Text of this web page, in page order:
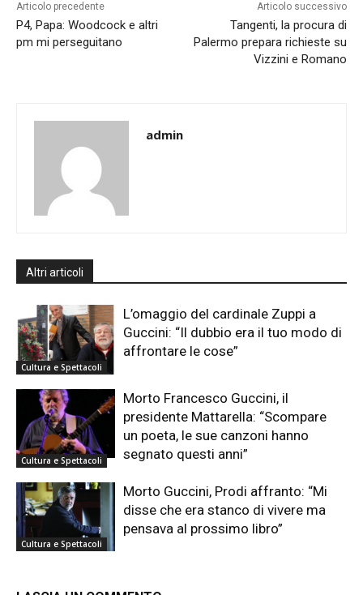
Articolo precedente
P4, Papa: Woodcock e altri
pm mi perseguitano
Articolo successivo
Tangenti, la procura di
Palermo prepara richieste su
Vizzini e Romano
admin
Altri articoli
Cultura e Spettacoli
L’omaggio del cardinale Zuppi a
Guccini: “Il dubbio era il tuo modo di
affrontare le cose”
Cultura e Spettacoli
Morto Francesco Guccini, il
presidente Mattarella: “Scompare
un poeta, le sue canzoni hanno
segnato questi anni”
Cultura e Spettacoli
Morto Guccini, Prodi affranto: “Mi
disse che era stanco di vivere ma
pensava al prossimo libro”